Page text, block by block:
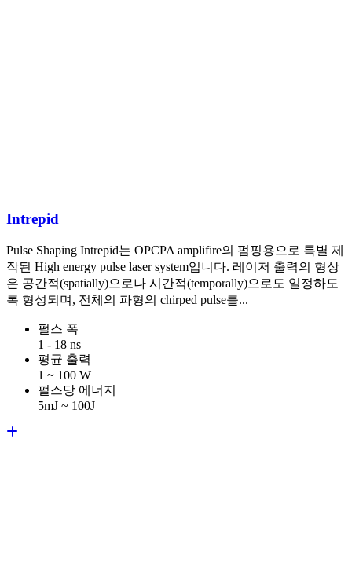
Intrepid
Pulse Shaping Intrepid는 OPCPA amplifire의 펌핑용으로 특별 제
작된 High energy pulse laser system입니다. 레이저 출력의 형상
은 공간적(spatially)으로나 시간적(temporally)으로도 일정하도
록 형성되며, 전체의 파형의 chirped pulse를...
펄스 폭
1 - 18 ns
평균 출력
1 ~ 100 W
펄스당 에너지
5mJ ~ 100J